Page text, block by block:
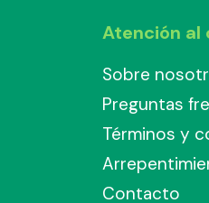
Atención al
Sobre
Preguntas
Términos y
Contacto